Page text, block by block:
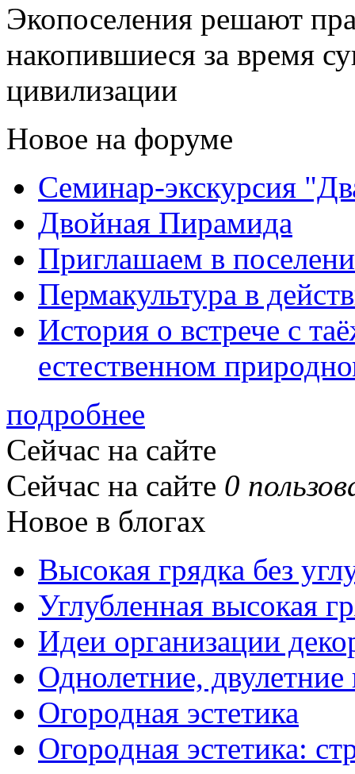
Экопоселения решают
накопившиеся за время
цивилизации
Новое на форуме
Семинар-экскурсия
Двойная Пирамида
Приглашаем в
Пермакультура в
История о встрече с
естественном
подробнее
Сейчас на сайте
Сейчас на сайте 0
Новое в блогах
Высокая грядка без
Углубленная высокая
Идеи организации
Однолетние,
Огородная эстетика
Огородная эстетика: